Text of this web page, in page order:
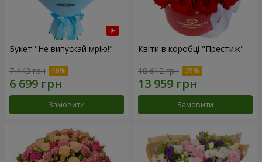
Букет "Не випускай мрію!"
7 443 грн
Замовити
Квіти в коробці "Престиж"
18 612 грн
Замовити